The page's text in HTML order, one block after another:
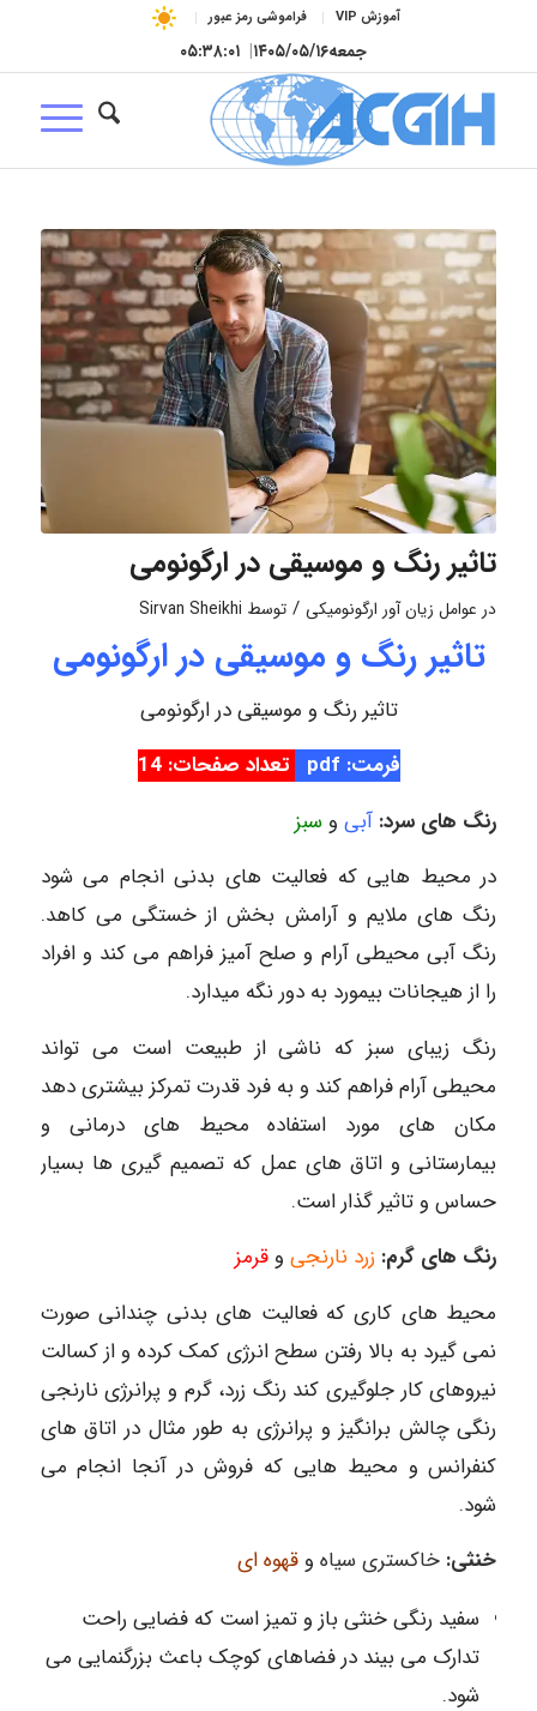
آموزش VIP فراموشی رمز عبور
جمعه۱۴۰۵/۰۵/۱۶| ۰۵:۳۸:۰۲
تاثیر رنگ و موسیقی در ارگونومی
در عوامل زیان آور ارگونومیکی / توسط Sirvan Sheikhi
تاثیر رنگ و موسیقی در ارگونومی
تاثیر رنگ و موسیقی در ارگونومی
فرمت: pdf
تعداد صفحات: 14
رنگ های سرد: آبیو سبز
در محیط هایی که فعالیت های بدنی انجام می شود
رنگ های ملایم و آرامش بخش از خستگی می کاهد.
رنگ آبی محیطی آرام و صلح آمیز فراهم می کند و افراد
را از هیجانات بیمورد به دور نگه میدارد.
رنگ زیبای سبز که ناشی از طبیعت است می تواند
محیطی آرام فراهم کند و به فرد قدرت تمرکز بیشتری دهد
مکان های مورد استفاده محیط های درمانی و
بیمارستانی و اتاق های عمل که تصمیم گیری ها بسیار
حساس و تاثیر گذار است.
رنگ های گرم: زرد نارنجیو قرمز
محیط های کاری که فعالیت های بدنی چندانی صورت
نمی گیرد به بالا رفتن سطح انرژی کمک کرده و از کسالت
نیروهای کار جلوگیری کند رنگ زرد، گرم و پرانرژی نارنجی
رنگی چالش برانگیز و پرانرژی به طور مثال در اتاق های
کنفرانس و محیط هایی که فروش در آنجا انجام می
شود.
خنثی: خاکستری سیاهو قهوه ای
سفید رنگی خنثی باز و تمیز است که فضایی راحت
تدارک می بیند در فضاهای کوچک باعث بزرگنمایی می
شود.